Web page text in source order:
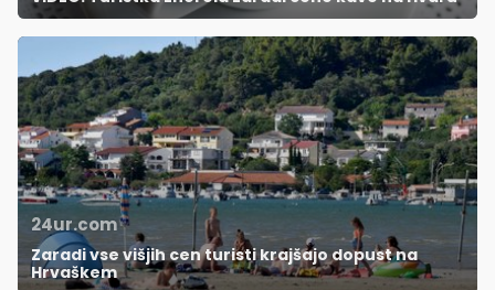
24ur.com
Zaradi vse višjih cen turisti krajšajo dopust na
Hrvaškem